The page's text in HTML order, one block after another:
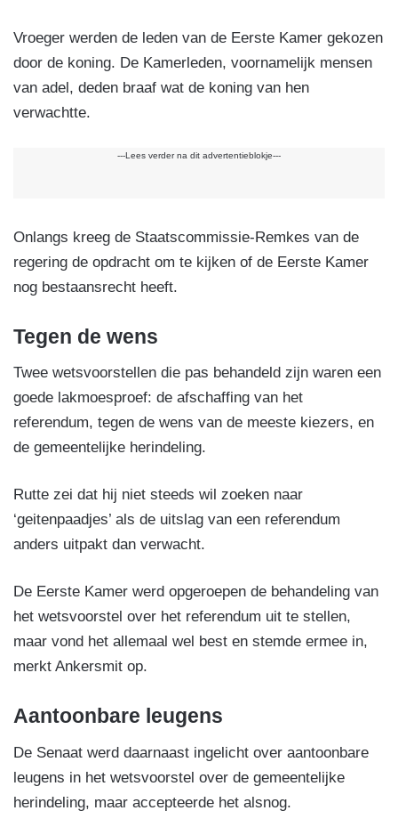
Vroeger werden de leden van de Eerste Kamer gekozen
door de koning. De Kamerleden, voornamelijk mensen
van adel, deden braaf wat de koning van hen
verwachtte.
---Lees verder na dit advertentieblokje---
Onlangs kreeg de Staatscommissie-Remkes van de
regering de opdracht om te kijken of de Eerste Kamer
nog bestaansrecht heeft.
Tegen de wens
Twee wetsvoorstellen die pas behandeld zijn waren een
goede lakmoesproef: de afschaffing van het
referendum, tegen de wens van de meeste kiezers, en
de gemeentelijke herindeling.
Rutte zei dat hij niet steeds wil zoeken naar
‘geitenpaadjes’ als de uitslag van een referendum
anders uitpakt dan verwacht.
De Eerste Kamer werd opgeroepen de behandeling van
het wetsvoorstel over het referendum uit te stellen,
maar vond het allemaal wel best en stemde ermee in,
merkt Ankersmit op.
Aantoonbare leugens
De Senaat werd daarnaast ingelicht over aantoonbare
leugens in het wetsvoorstel over de gemeentelijke
herindeling, maar accepteerde het alsnog.